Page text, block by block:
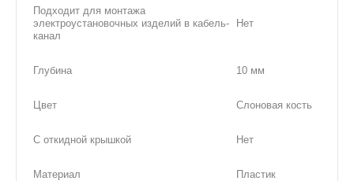
Подходит для монтажа
электроустановочных изделий в кабель-
канал
Нет
Глубина 10 мм
Цвет Слоновая кость
С откидной крышкой Нет
Материал Пластик